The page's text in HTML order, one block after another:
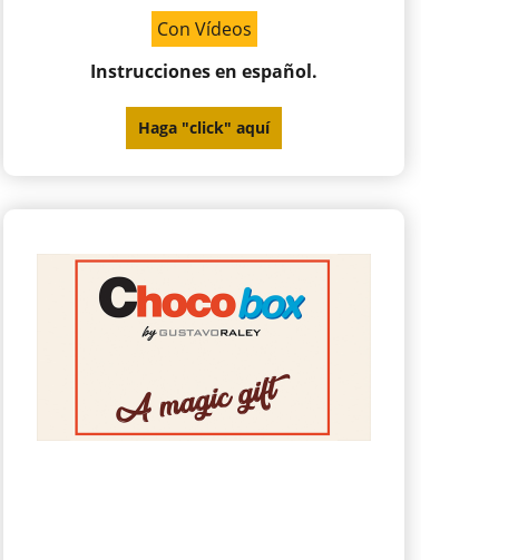
Con Vídeos
Instrucciones en español.
Haga "click" aquí